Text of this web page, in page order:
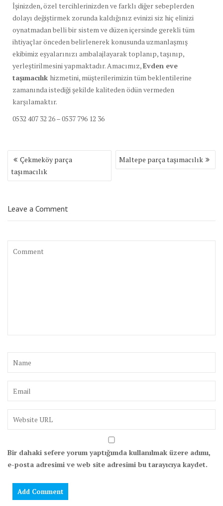
İşinizden, özel tercihlerinizden ve farklı diğer sebeplerden
dolayı değiştirmek zorunda kaldığınız evinizi siz hiç elinizi
oynatmadan belli bir sistem ve düzen içersinde gerekli tüm
ihtiyaçlar önceden belirlenerek konusunda uzmanlaşmış
ekibimiz eşyalarınızı ambalajlayarak toplanıp, taşınıp,
yerleştirilmesini yapmaktadır. Amacımız,Evden eve
taşımacılık hizmetini, müşterilerimizin tüm beklentilerine
zamanında istediği şekilde kaliteden ödün vermeden
karşılamaktır.
0532 407 32 26 – 0537 796 12 36
Yazı
dolaşımı
Çekmeköy parça
taşımacılık
Maltepe parça taşımacılık
Leave a Comment
Bir dahaki sefere yorum yaptığımda kullanılmak üzere adımı,
e-posta adresimi ve web site adresimi bu tarayıcıya kaydet.